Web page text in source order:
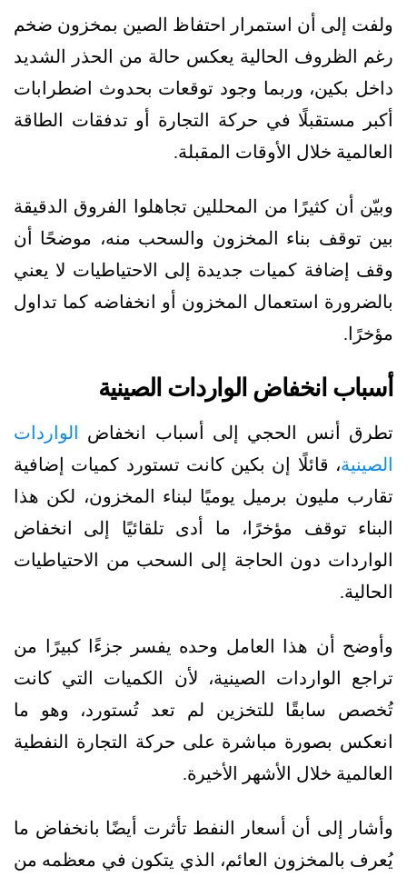
ولفت إلى أن استمرار احتفاظ الصين بمخزون ضخم
رغم الظروف الحالية يعكس حالة من الحذر الشديد
داخل بكين، وربما وجود توقعات بحدوث اضطرابات
أكبر مستقبلًا في حركة التجارة أو تدفقات الطاقة
العالمية خلال الأوقات المقبلة.
وبيّن أن كثيرًا من المحللين تجاهلوا الفروق الدقيقة
بين توقف بناء المخزون والسحب منه، موضحًا أن
وقف إضافة كميات جديدة إلى الاحتياطيات لا يعني
بالضرورة استعمال المخزون أو انخفاضه كما تداول
مؤخرًا.
أسباب انخفاض الواردات الصينية
تطرق أنس الحجي إلى أسباب انخفاض
الواردات
الصينية، قائلًا إن بكين كانت تستورد كميات إضافية
تقارب مليون برميل يوميًا لبناء المخزون، لكن هذا
البناء توقف مؤخرًا، ما أدى تلقائيًا إلى انخفاض
الواردات دون الحاجة إلى السحب من الاحتياطيات
الحالية.
وأوضح أن هذا العامل وحده يفسر جزءًا كبيرًا من
تراجع الواردات الصينية، لأن الكميات التي كانت
تُخصص سابقًا للتخزين لم تعد تُستورد، وهو ما
انعكس بصورة مباشرة على حركة التجارة النفطية
العالمية خلال الأشهر الأخيرة.
وأشار إلى أن أسعار النفط تأثرت أيضًا بانخفاض ما
يُعرف بالمخزون العائم، الذي يتكون في معظمه من